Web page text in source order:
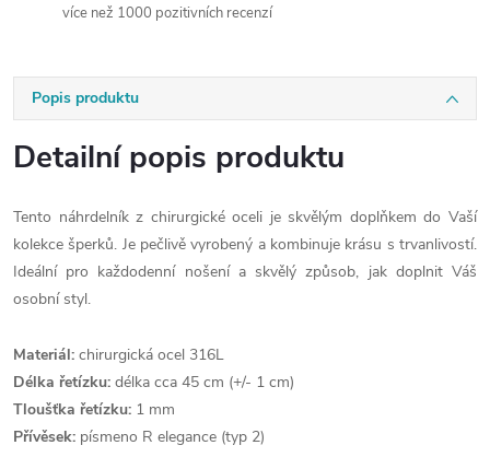
více než 1000 pozitivních recenzí
Popis produktu
Detailní popis produktu
Tento náhrdelník z chirurgické oceli je skvělým doplňkem do Vaší
kolekce šperků. Je pečlivě vyrobený a kombinuje krásu s trvanlivostí.
Ideální pro každodenní nošení a skvělý způsob, jak doplnit Váš
osobní styl.
Materiál: chirurgická ocel 316L
Délka řetízku: délka cca 45 cm (+/- 1 cm)
Tloušťka řetízku: 1 mm
Přívěsek: písmeno R elegance (typ 2)